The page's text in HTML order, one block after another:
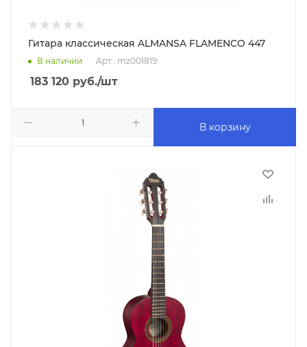
Гитара классическая ALMANSA FLAMENCO 447
В наличии Арт.: mz001819
183 120 руб./шт
В корзину